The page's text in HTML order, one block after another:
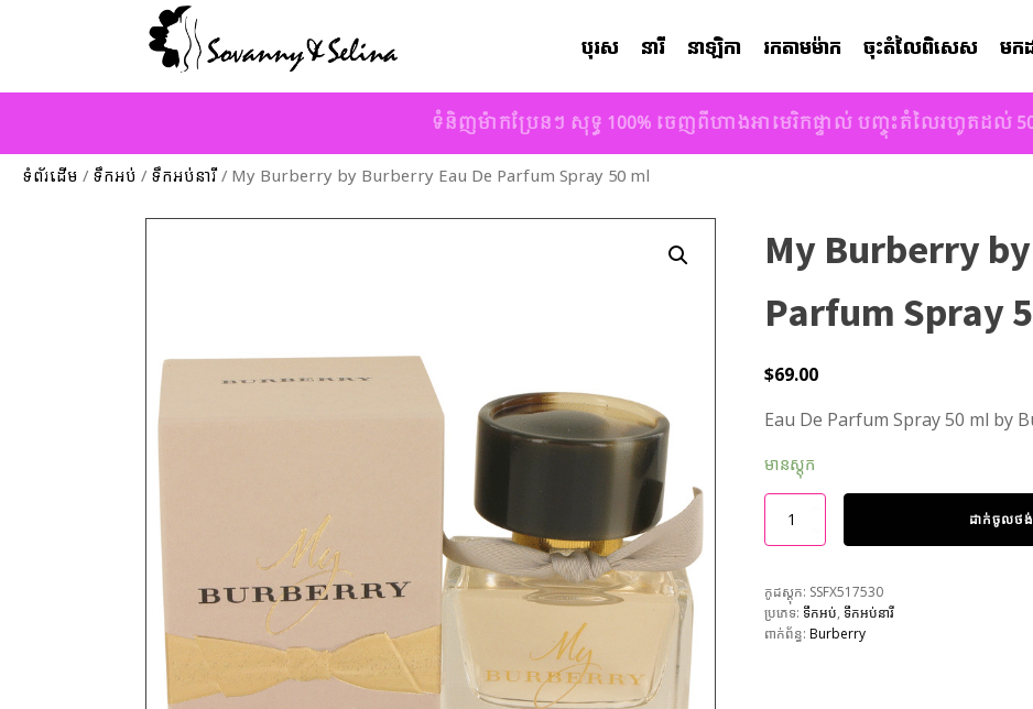
បុរស នារី នាឡិកា រកតាមម៉ាក ចុះតំលៃពិសេស មក
ទំនិញម៉ាកប្រែនៗ សុទ្ធ 100% ចេញពីហាងអាមេរិកផ្ទាល់ បញ្ចុះតំលៃរហូតដល់
ទំព័រដើម / ទឹកអប់ / ទឹកអប់នារី/ My Burberry by Burberry Eau De Parfum Spray 50 ml
My Burberry
Parfum Spray
$69.00
Eau De Parfum Spray 50 ml by
មានស្តុក
ដាក់ចូលថង់
កូដស្តុក: SSFX517530
ប្រភេទ: ទឹកអប់, ទឹកអប់នារី
ពាក់ព័ន្ធ: Burberry